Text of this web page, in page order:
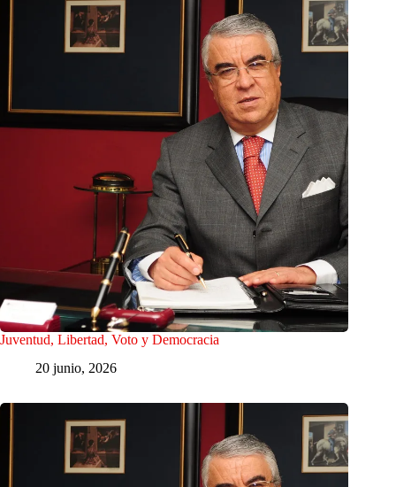
Juventud, Libertad, Voto y Democracia
20 junio, 2026